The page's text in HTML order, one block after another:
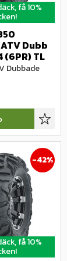
få 10%
Dubb
(6PR) TL
Dubbade
Lägg
få 10%
42%